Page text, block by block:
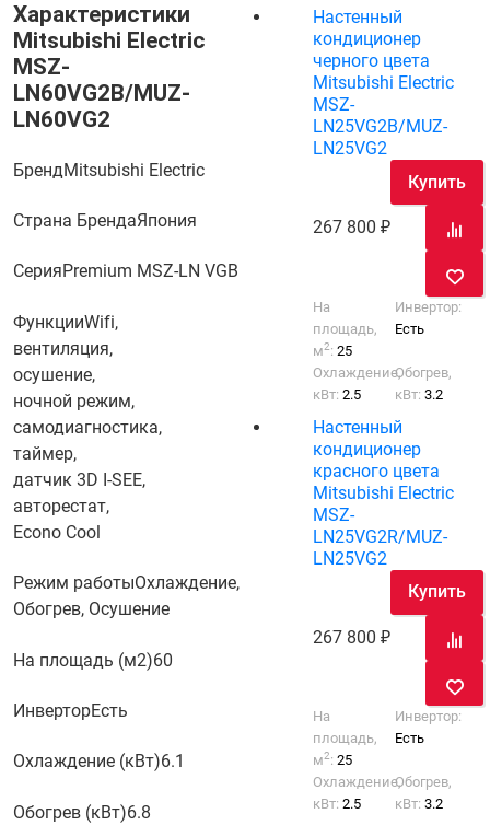
Характеристики
Mitsubishi Electric
MSZ-
LN60VG2B/MUZ-
LN60VG2
БрендMitsubishi Electric
Страна БрендаЯпония
СерияPremium MSZ-LN VGB
ФункцииWifi,
вентиляция,
осушение,
ночной режим,
самодиагностика,
таймер,
датчик 3D I-SEE,
авторестат,
Econo Cool
Режим работыОхлаждение,
Обогрев, Осушение
На площадь (м2)60
ИнверторЕсть
Охлаждение (кВт)6.1
Обогрев (кВт)6.8
Настенный
кондиционер
черного цвета
Mitsubishi Electric
MSZ-
LN25VG2B/MUZ-
LN25VG2
267 800
Купить
На
площадь,
м2:25
Инвертор:
Есть
Охлаждение,
кВт:2.5
Обогрев,
кВт:3.2
Настенный
кондиционер
красного цвета
Mitsubishi Electric
MSZ-
LN25VG2R/MUZ-
LN25VG2
267 800
Купить
На
площадь,
м2:25
Инвертор:
Есть
Охлаждение,
кВт:2.5
Обогрев,
кВт:3.2